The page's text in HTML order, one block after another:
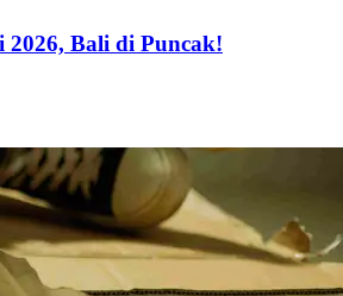
2026, Bali di Puncak!